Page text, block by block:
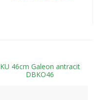
KU 46cm Galeon antracit
DBKO46